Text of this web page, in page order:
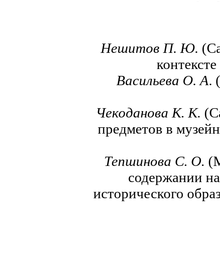
Нешитов П. Ю.
Васильева О. А.
Чекоданова К. К.
предметов в
Тепшинова С. О.
содержании
исторического